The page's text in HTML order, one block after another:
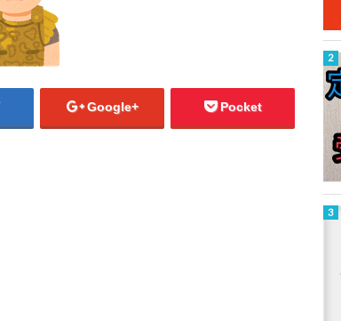
Google+ Pocket